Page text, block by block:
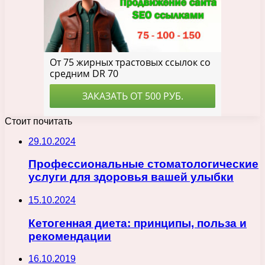
Стоит почитать
29.10.2024
Профессиональные стоматологические
услуги для здоровья вашей улыбки
15.10.2024
Кетогенная диета: принципы, польза и
рекомендации
16.10.2019